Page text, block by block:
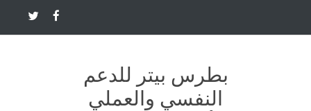
بطرس بيتر للدعم
النفسي والعملي